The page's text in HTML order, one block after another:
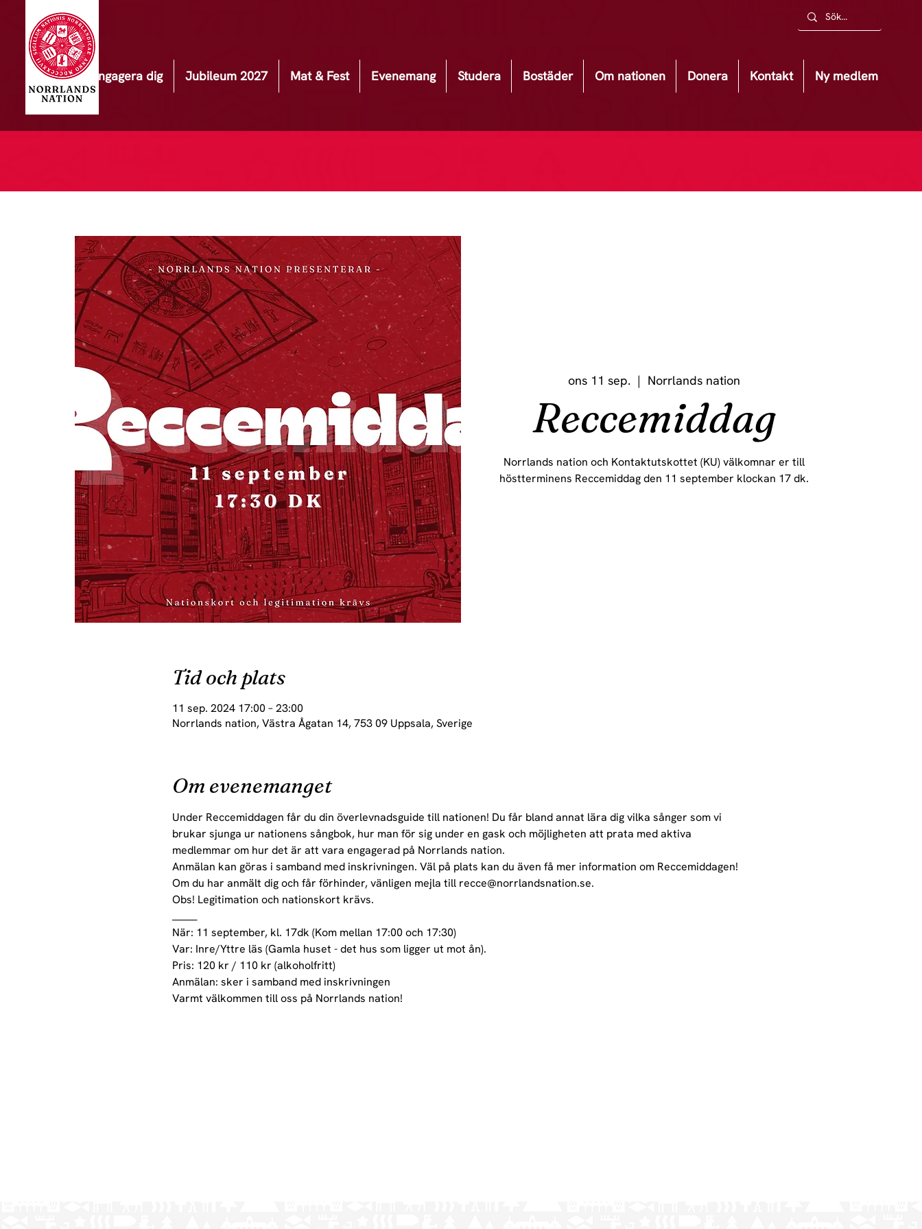
Engagera dig Jubileum 2027 Mat & Fest Evenemang Studera Bostäder Om nationen Donera Kontakt Ny medlem
ons 11 sep.
  |
Norrlands nation
Reccemiddag
Norrlands nation och Kontaktutskottet (KU) välkomnar er till
höstterminens Reccemiddag den 11 september klockan 17 dk.
Tid och plats
11 sep. 2024 17:00 – 23:00
Norrlands nation, Västra Ågatan 14, 753 09 Uppsala, Sverige
Om evenemanget
Under Reccemiddagen får du din överlevnadsguide till nationen! Du får bland annat lära dig vilka sånger som vi
brukar sjunga ur nationens sångbok, hur man för sig under en gask och möjligheten att prata med aktiva
medlemmar om hur det är att vara engagerad på Norrlands nation.
Anmälan kan göras i samband med inskrivningen. Väl på plats kan du även få mer information om Reccemiddagen!
Om du har anmält dig och får förhinder, vänligen mejla till recce@norrlandsnation.se.
Obs! Legitimation och nationskort krävs.
När: 11 september, kl. 17dk (Kom mellan 17:00 och 17:30)
Var: Inre/Yttre läs (Gamla huset - det hus som ligger ut mot ån).
Pris: 120 kr / 110 kr (alkoholfritt)
Anmälan: sker i samband med inskrivningen
Varmt välkommen till oss på Norrlands nation!